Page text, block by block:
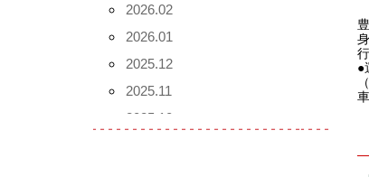
●
2026.02
2026.01
2025.12
2025.11
2025.10